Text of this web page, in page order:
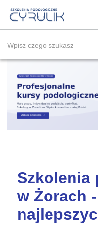
Szkolenia
w Żorach